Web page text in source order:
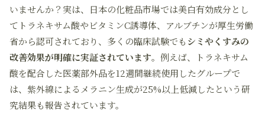
いませんか？実は、日本の化粧品市場では美白有効成分とし
てトラネキサム酸やビタミンC誘導体、アルブチンが厚生労働
省から認可されており、多くの臨床試験でも シミやくすみの
改善効果が明確に実証されています。例えば、トラネキサム
酸を配合した医薬部外品を12週間継続使用したグループで
は、紫外線によるメラニン生成が25%以上低減したという研
究結果も報告されています。